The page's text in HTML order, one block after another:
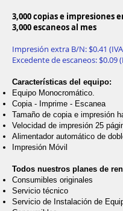
3,000 copias e impresiones
3,000 escaneos al mes
Impresión extra B/N: $0.41
Excedente de escaneos: $0.09
Características del equipo:
Equipo Monocromático.
Copia - Imprime - Escanea
Tamaño de copia e impresión
Velocidad de impresión 25
Alimentador automático de
Impresión Móvil
Todos nuestros planes de
Consumibles originales
Servicio técnico
Servicio de Instalación de